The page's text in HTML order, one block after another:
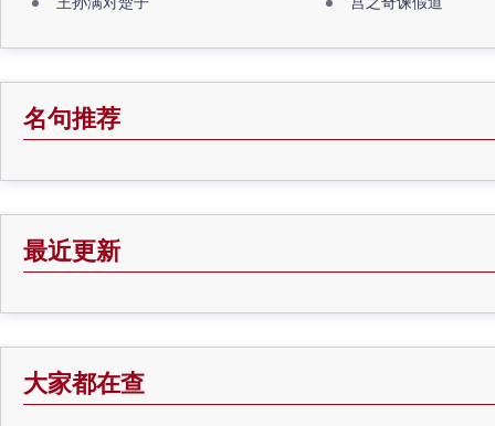
名句推荐
最近更新
大家都在查